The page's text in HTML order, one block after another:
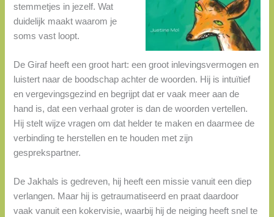
stemmetjes in jezelf. Wat
duidelijk maakt waarom je
soms vast loopt.
De Giraf heeft een groot hart: een groot inlevingsvermogen en
luistert naar de boodschap achter de woorden. Hij is intuïtief
en vergevingsgezind en begrijpt dat er vaak meer aan de
hand is, dat een verhaal groter is dan de woorden vertellen.
Hij stelt wijze vragen om dat helder te maken en daarmee de
verbinding te herstellen en te houden met zijn
gesprekspartner.
De Jakhals is gedreven, hij heeft een missie vanuit een diep
verlangen. Maar hij is getraumatiseerd en praat daardoor
vaak vanuit een kokervisie, waarbij hij de neiging heeft snel te